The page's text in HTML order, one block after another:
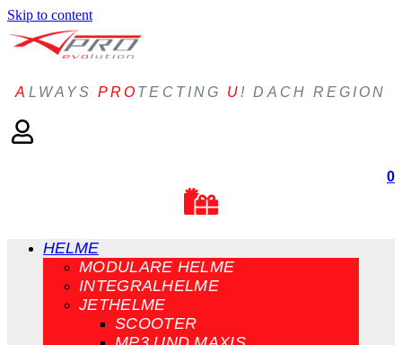
Skip to content
A LWAYSPRO TECTING U! DACH REGION
0
HELME
MODULARE HELME
INTEGRALHELME
JETHELME
SCOOTER